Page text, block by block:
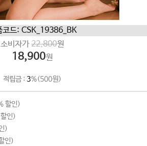
코드: CSK_19386_BK
소비자가 22,800원
18,900원
적립금 : 3%(500원)
할인)
인)
)
인)